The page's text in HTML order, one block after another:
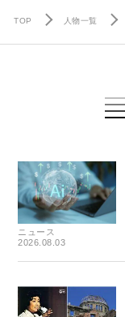
TOP 人物一覧
ニュース
2026.08.03